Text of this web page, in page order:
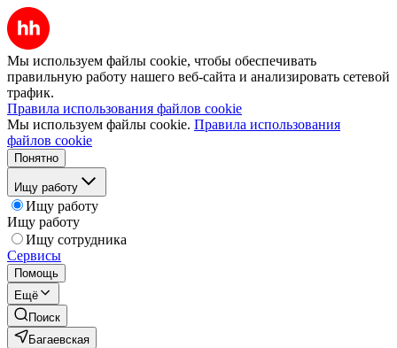
Мы используем файлы cookie, чтобы обеспечивать
правильную работу нашего веб-сайта и анализировать сетевой
трафик.
Правила использования файлов cookie
Мы используем файлы cookie. Правила использования
файлов cookie
Понятно
Ищу работу
Ищу работу
Ищу работу
Ищу сотрудника
Сервисы
Помощь
Ещё
Поиск
Багаевская